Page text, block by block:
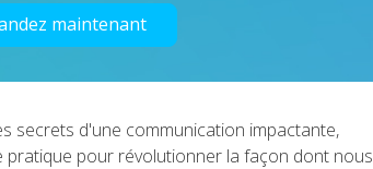
maintenant
secrets d'une communication impactante,
pour révolutionner la façon dont nous